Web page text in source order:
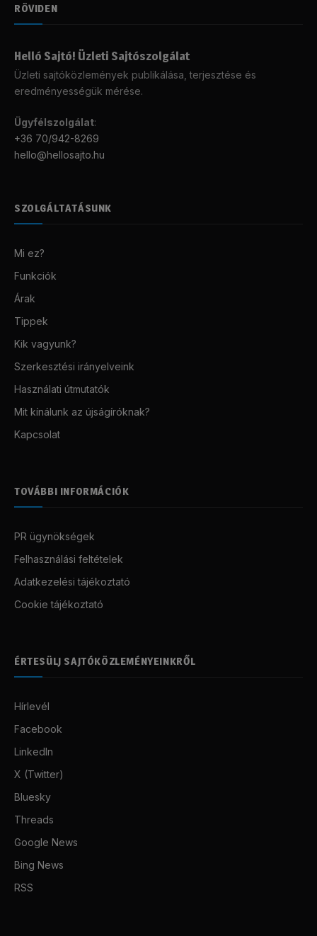
RÖVIDEN
Helló Sajtó! Üzleti Sajtószolgálat
Üzleti sajtóközlemények publikálása, terjesztése és
eredményességük mérése.
Ügyfélszolgálat:
+36 70/942-8269
hello@hellosajto.hu
SZOLGÁLTATÁSUNK
Mi ez?
Funkciók
Árak
Tippek
Kik vagyunk?
Szerkesztési irányelveink
Használati útmutatók
Mit kínálunk az újságíróknak?
Kapcsolat
TOVÁBBI INFORMÁCIÓK
PR ügynökségek
Felhasználási feltételek
Adatkezelési tájékoztató
Cookie tájékoztató
ÉRTESÜLJ SAJTÓKÖZLEMÉNYEINKRŐL
Hírlevél
Facebook
LinkedIn
X (Twitter)
Bluesky
Threads
Google News
Bing News
RSS